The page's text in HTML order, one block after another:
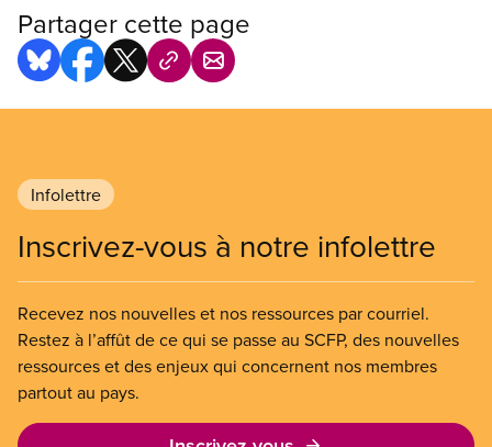
Partager cette page
Infolettre
Inscrivez-vous à notre infolettre
Recevez nos nouvelles et nos ressources par courriel.
Restez à l’affût de ce qui se passe au SCFP, des nouvelles
ressources et des enjeux qui concernent nos membres
partout au pays.